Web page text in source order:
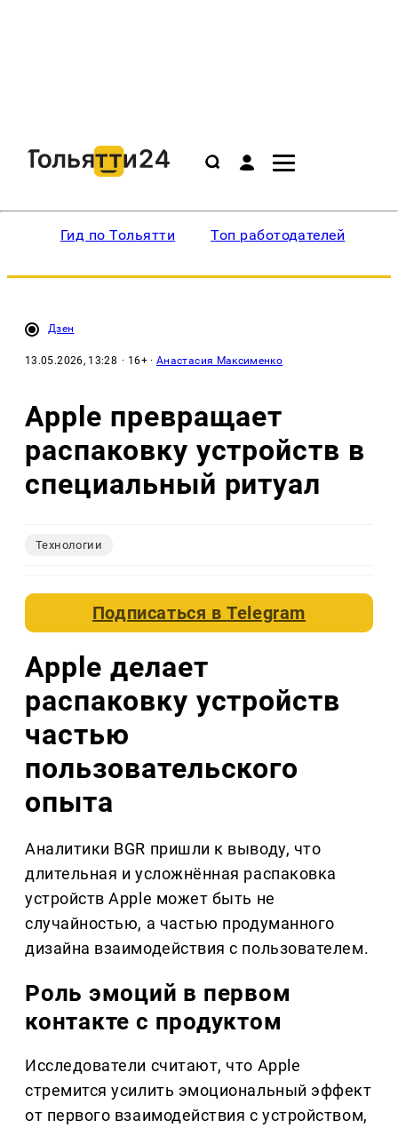
Гид по Тольятти Топ работодателей
Дзен
13.05.2026, 13:28 · 16+ ·Анастасия Максименко
Apple превращает
распаковку устройств в
специальный ритуал
Технологии
Подписаться вTelegram
Apple делает
распаковку устройств
частью
пользовательского
опыта
Аналитики BGR пришли к выводу, что
длительная и усложнённая распаковка
устройств Apple может быть не
случайностью, а частью продуманного
дизайна взаимодействия с пользователем.
Роль эмоций в первом
контакте с продуктом
Исследователи считают, что Apple
стремится усилить эмоциональный эффект
от первого взаимодействия с устройством,